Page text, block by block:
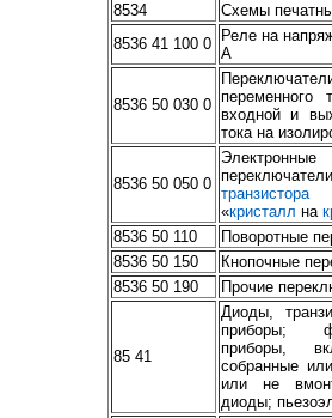
8534
Схемы
8536 41 100 0
Реле на
А
8536 50 030 0 переменного
входной и
тока на
8536 50 050 0
транзистораи
«кристалл на
8536 50 110
Поворотные
8536 50 150
Кнопочные
8536 50 190
Прочие
85 41
Диоды,
приборы;
приборы,
собранные
или не
диоды;